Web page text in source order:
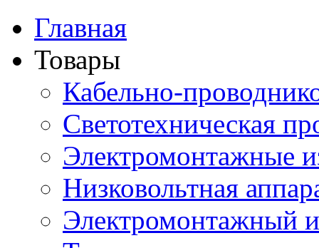
Главная
Товары
Кабельно-
Светотехническая
Электромонтажные
Низковольтная
Электромонтажный